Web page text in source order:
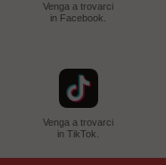
Venga a trovarci
in Facebook.
Venga a trovarci
in TikTok.